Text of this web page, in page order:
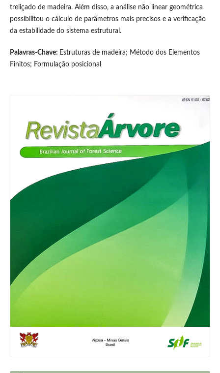
treliçado de madeira. Além disso, a análise não linear geométrica
possibilitou o cálculo de parâmetros mais precisos e a verificação
da estabilidade do sistema estrutural.
Palavras-Chave: Estruturas de madeira; Método dos Elementos
Finitos; Formulação posicional